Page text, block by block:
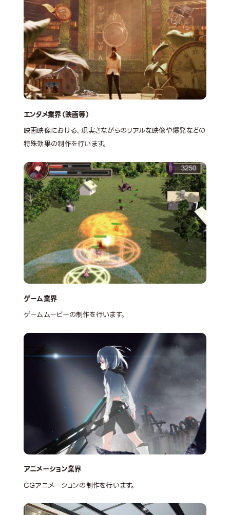
エンタメ業界（映画等）
映画映像における、現実さながらのリアルな映像や爆発などの
特殊効果の制作を行います。
ゲーム業界
ゲームムービーの制作を行います。
アニメーション業界
CGアニメーションの制作を行います。